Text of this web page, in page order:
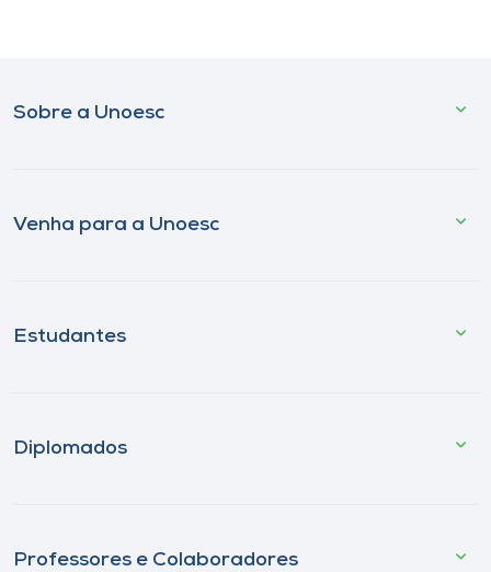
Sobre a Unoesc
Venha para a Unoesc
Estudantes
Diplomados
Professores e Colaboradores